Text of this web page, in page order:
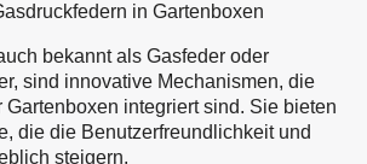
in Gartenboxen
bekannt als Gasfeder oder
sind innovative Mechanismen, die
Gartenboxen integriert sind. Sie bieten
die die Benutzerfreundlichkeit und
steigern.